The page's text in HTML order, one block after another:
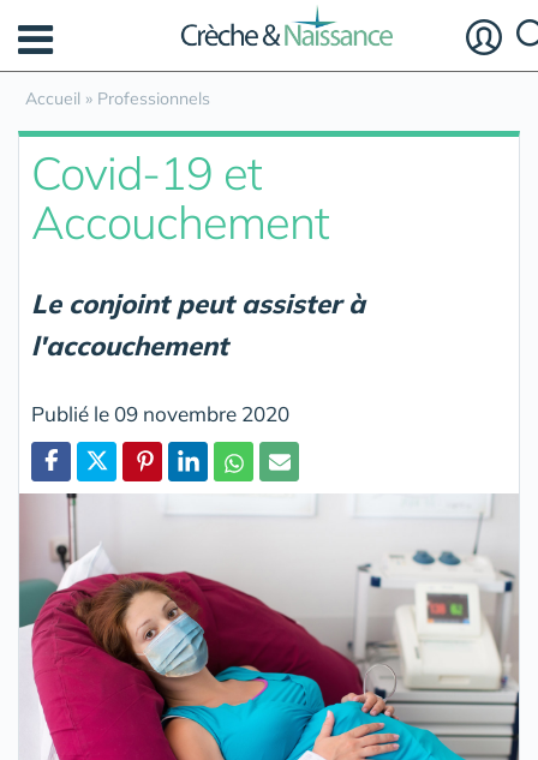
Accueil » Professionnels
Covid-19 et
Accouchement
Le conjoint peut assister à
l'accouchement
Publié le 09 novembre 2020
Partager
Panneau de gestion des cookies